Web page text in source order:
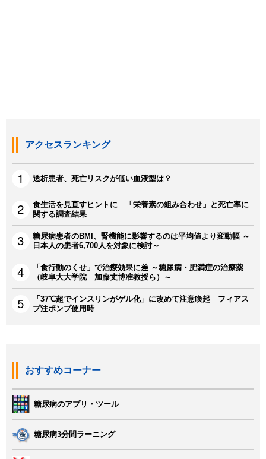
アクセスランキング
透析患者、死亡リスクが低い血液型は？
食生活を見直すヒントに 「栄養素の組み合わせ」と死亡率に
関する調査結果
糖尿病患者のBMI、腎機能に影響するのは平均値より変動幅 ～
日本人の患者6,700人を対象に検討～
「食行動のくせ」で治療効果に差 ～糖尿病・肥満症の治療薬
（岐阜大大学院 加藤丈博准教授ら）～
「37℃超でインスリンがゲル化」に改めて注意喚起 フィアス
プ注ポンプ使用時
おすすめコーナー
糖尿病のアプリ・ツール
糖尿病3分間ラーニング